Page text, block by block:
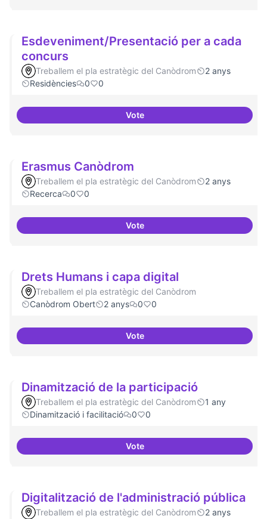
Esdeveniment/Presentació per a cada
concurs
Treballem el pla estratègic del Canòdrom
2 anys
Residències
0 0
VoteEsdeveniment/Presentació per
Erasmus Canòdrom
Treballem el pla estratègic del Canòdrom
2 anys
Recerca
0 0
VoteErasmus Canòdrom
Drets Humans i capa digital
Treballem el pla estratègic del Canòdrom
Canòdrom Obert
2 anys 0 0
VoteDrets Humans i capa digital
Dinamització de la participació
Treballem el pla estratègic del Canòdrom
1 any
Dinamització i facilitació
0 0
VoteDinamització de la participació
Digitalització de l'administració pública
Treballem el pla estratègic del Canòdrom
2 anys